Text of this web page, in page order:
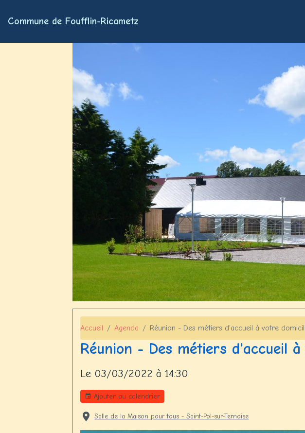
Commune de Foufflin-Ricametz
Accueil Agenda Réunion - Des métiers d'accueil à votre
Réunion - Des métiers d'accueil
Le 03/03/2022 à 14:30
Ajouter au calendrier
Salle de la Maison pour tous - Saint-Pol-sur-Ternoise